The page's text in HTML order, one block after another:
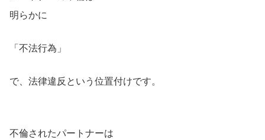
明らかに
「不法行為」
で、法律違反という位置付けです。
不倫されたパートナーは